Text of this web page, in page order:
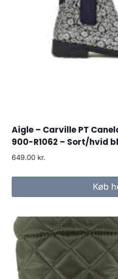
Aigle – Carville PT
900-R1062 – Sort/hvid
649.00 kr.
Køb